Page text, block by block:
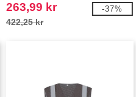
263,99 kr
422,25 kr
-37%